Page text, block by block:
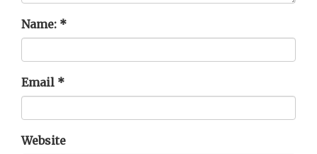
Name: *
Email *
Website